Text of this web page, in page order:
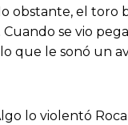
obstante, el
se vio
le sonó un
lo violentó